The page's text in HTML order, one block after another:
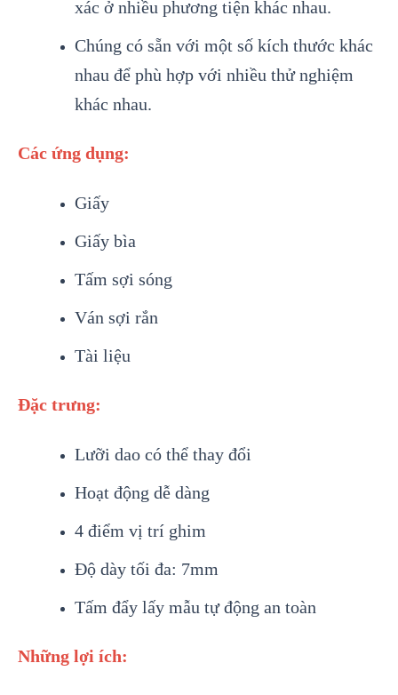
xác ở nhiều phương tiện khác nhau.
Chúng có sẵn với một số kích thước khác
nhau để phù hợp với nhiều thử nghiệm
khác nhau.
Các ứng dụng:
Giấy
Giấy bìa
Tấm sợi sóng
Ván sợi rắn
Tài liệu
Đặc trưng:
Lưỡi dao có thể thay đổi
Hoạt động dễ dàng
4 điểm vị trí ghim
Độ dày tối đa: 7mm
Tấm đẩy lấy mẫu tự động an toàn
Những lợi ích: